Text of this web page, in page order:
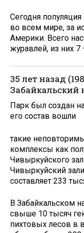
Сегодня
во всем мире, за
Америки. Всего
журавлей, из них 7
35 лет назад
Парк был создан
его состав вошли
такие
комплексы как
Чивыркуйского
Чивыркуйский
составляет 233
В Забайкальском
свыше 10 тысяч
пихтовых лесов в